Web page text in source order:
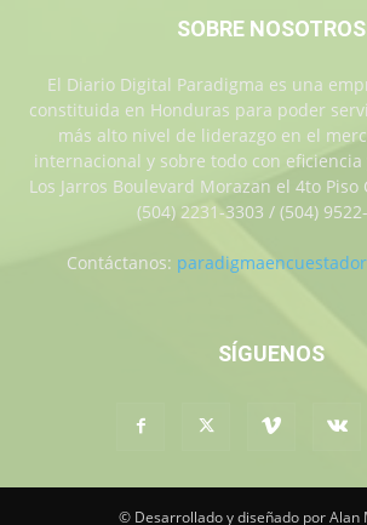
SOBRE NOSOTROS
El Diario Digital Paradigma es una
constituida en Honduras para poder
más alto nivel de liderazgo en el
internacional y sobre todo con eficiencia
Los Jarros Boulevard Morazan el 4to Piso
(504) 2231-3303 / (504)
Contáctanos:
SÍGUENOS
© Desarrollado y diseñado por Alan